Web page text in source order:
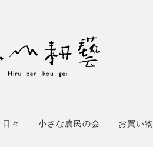
日々 小さな農民の会 お買い物